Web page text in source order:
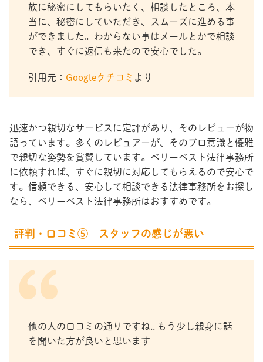
族に秘密にしてもらいたく、相談したところ、本
当に、秘密にしていただき、スムーズに進める事
ができました。わからない事はメールとかで相談
でき、すぐに返信も来たので安心でした。
引用元： Googleクチコミ より
迅速かつ親切なサービスに定評があり、そのレビューが物
語っています。多くのレビュアーが、そのプロ意識と優雅
で親切な姿勢を賞賛しています。ベリーベスト法律事務所
に依頼すれば、すぐに親切に対応してもらえるので安心で
す。信頼できる、安心して相談できる法律事務所をお探し
なら、ベリーベスト法律事務所はおすすめです。
評判・口コミ⑤ スタッフの感じが悪い
他の人の口コミの通りですね.. もう少し親身に話
を聞いた方が良いと思います